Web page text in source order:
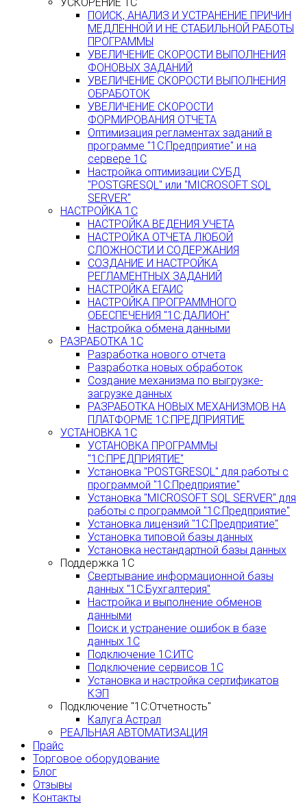
ПОИСК, АНАЛИЗ И УСТРАНЕНИЕ ПРИЧИН
МЕДЛЕННОЙ И НЕ СТАБИЛЬНОЙ РАБОТЫ
ПРОГРАММЫ
УВЕЛИЧЕНИЕ СКОРОСТИ ВЫПОЛНЕНИЯ
ФОНОВЫХ ЗАДАНИЙ
УВЕЛИЧЕНИЕ СКОРОСТИ ВЫПОЛНЕНИЯ
ОБРАБОТОК
УВЕЛИЧЕНИЕ СКОРОСТИ
ФОРМИРОВАНИЯ ОТЧЕТА
Оптимизация регламентах заданий в
программе "1С:Предприятие" и на
сервере 1С
Настройка оптимизации СУБД
"POSTGRESQL" или "MICROSOFT SQL
SERVER"
НАСТРОЙКА 1С
НАСТРОЙКА ВЕДЕНИЯ УЧЕТА
НАСТРОЙКА ОТЧЕТА ЛЮБОЙ
СЛОЖНОСТИ И СОДЕРЖАНИЯ
СОЗДАНИЕ И НАСТРОЙКА
РЕГЛАМЕНТНЫХ ЗАДАНИЙ
НАСТРОЙКА ЕГАИС
НАСТРОЙКА ПРОГРАММНОГО
ОБЕСПЕЧЕНИЯ "1С:ДАЛИОН"
Настройка обмена данными
РАЗРАБОТКА 1С
Разработка нового отчета
Разработка новых обработок
Создание механизма по выгрузке-
загрузке данных
РАЗРАБОТКА НОВЫХ МЕХАНИЗМОВ НА
ПЛАТФОРМЕ 1С:ПРЕДПРИЯТИЕ
УСТАНОВКА 1С
УСТАНОВКА ПРОГРАММЫ
"1С:ПРЕДПРИЯТИЕ"
Установка "POSTGRESQL" для работы с
программой "1С:Предприятие"
Установка "MICROSOFT SQL SERVER" для
работы с программой "1С:Предприятие"
Установка лицензий "1С:Предприятие"
Установка типовой базы данных
Установка нестандартной базы данных
Поддержка 1С
Свертывание информационной базы
данных "1С:Бухгалтерия"
Настройка и выполнение обменов
данными
Поиск и устранение ошибок в базе
данных 1С
Подключение 1С:ИТС
Подключение сервисов 1С
Установка и настройка сертификатов
КЭП
Подключение "1С:Отчетность"
Калуга Астрал
РЕАЛЬНАЯ АВТОМАТИЗАЦИЯ
Прайс
Торговое оборудование
Блог
Отзывы
Контакты